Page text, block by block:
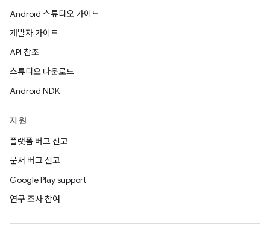
Android 스튜디오 가이드
개발자 가이드
API 참조
스튜디오 다운로드
Android NDK
지원
플랫폼 버그 신고
문서 버그 신고
Google Play support
연구 조사 참여